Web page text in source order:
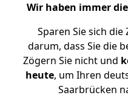
Wir haben immer
Sparen Sie sich
darum, dass Sie die
Zögern Sie nicht und
heute, um Ihren
Saarbrücken